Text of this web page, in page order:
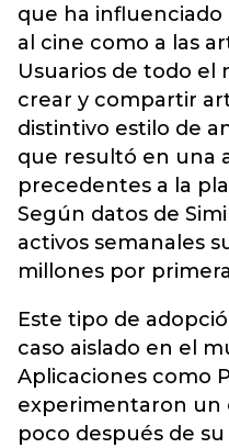
que ha
al cine como a las
Usuarios de todo el
crear y compartir
distintivo estilo de
que resultó en una
precedentes a la
Según datos de
activos semanales
millones por
Este tipo de
caso aislado en el
Aplicaciones como
experimentaron un
poco después de